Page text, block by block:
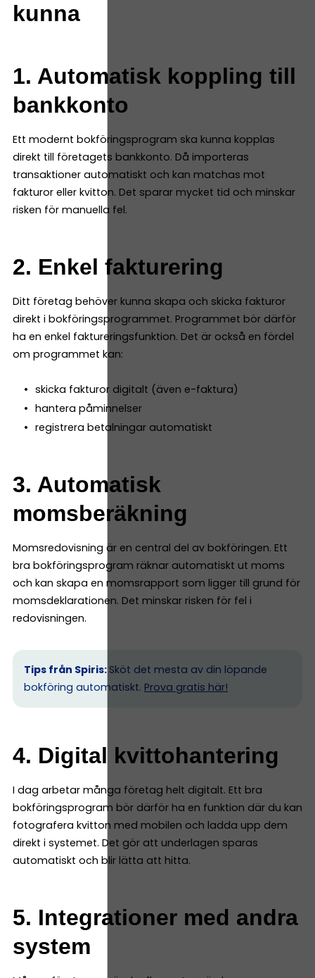
kunna
1. Automatisk koppling till
bankkonto
Ett modernt bokföringsprogram ska kunna kopplas
direkt till företagets bankkonto. Då importeras
transaktioner automatiskt och kan matchas mot
fakturor eller kvitton. Det sparar mycket tid och minskar
risken för manuella fel.
2. Enkel fakturering
Ditt företag behöver kunna skapa och skicka fakturor
direkt i bokföringsprogrammet. Programmet bör därför
ha en enkel faktureringsfunktion. Det är också en fördel
om programmet kan:
skicka fakturor digitalt (även e-faktura)
hantera påminnelser
registrera betalningar automatiskt
3. Automatisk
momsberäkning
Momsredovisning är en central del av bokföringen. Ett
bra bokföringsprogram räknar automatiskt ut moms
och kan skapa en momsrapport som ligger till grund för
momsdeklarationen. Det minskar risken för fel i
redovisningen.
Tips från Spiris: Sköt det mesta av din löpande
bokföring automatiskt. Prova gratis här!
4. Digital kvittohantering
I dag arbetar många företag helt digitalt. Ett bra
bokföringsprogram bör därför ha en funktion där du kan
fotografera kvitton med mobilen och ladda upp dem
direkt i systemet. Det gör att underlagen sparas
automatiskt och blir lätta att hitta.
5. Integrationer med andra
system